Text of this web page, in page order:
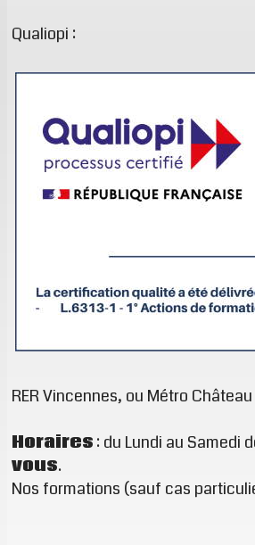
Qualiopi :
RER Vincennes, ou Métro
Horaires: du Lundi au Samedi
vous.
Nos formations (sauf cas